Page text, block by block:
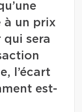
à un prix
qui sera
l’écart
est-